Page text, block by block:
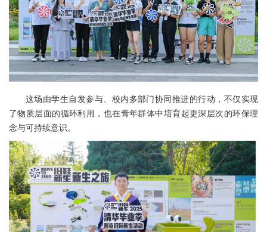
这场由学生自发参与、校内多部门协同推进的行动，不仅实现
了物质层面的循环利用，也在青年群体中培育起更深层次的环保理
念与可持续意识。